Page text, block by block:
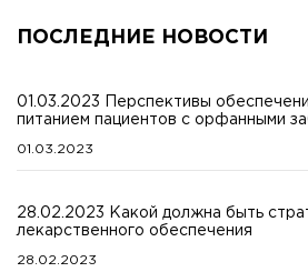
ПОСЛЕДНИЕ НОВОСТИ
01.03.2023 Перспективы
питанием пациентов с орфанными
01.03.2023
28.02.2023 Какой должна быть
лекарственного обеспечения
28.02.2023